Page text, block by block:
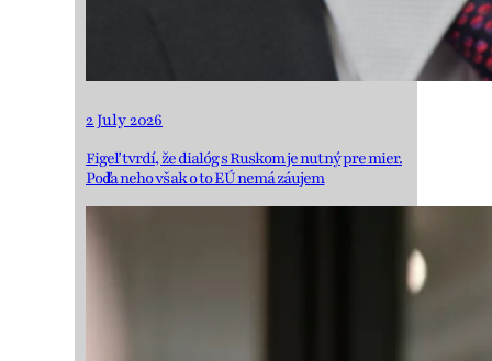
2 July 2026
Figeľ tvrdí, že dialóg s Ruskom je nutný pre mier.
Podľa neho však o to EÚ nemá záujem